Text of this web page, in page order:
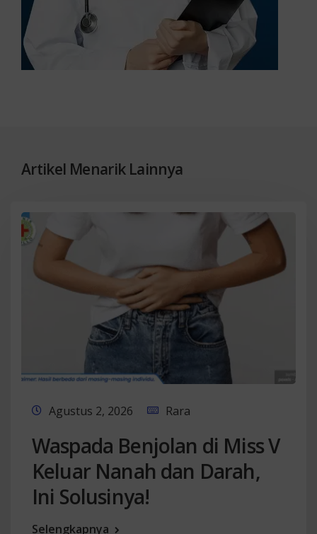
Artikel Menarik Lainnya
Agustus 2, 2026 Rara
Waspada Benjolan di Miss V
Keluar Nanah dan Darah,
Ini Solusinya!
Selengkapnya